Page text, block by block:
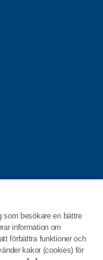
som besökare en bättre
information om
förbättra funktioner och
kakor (cookies) för